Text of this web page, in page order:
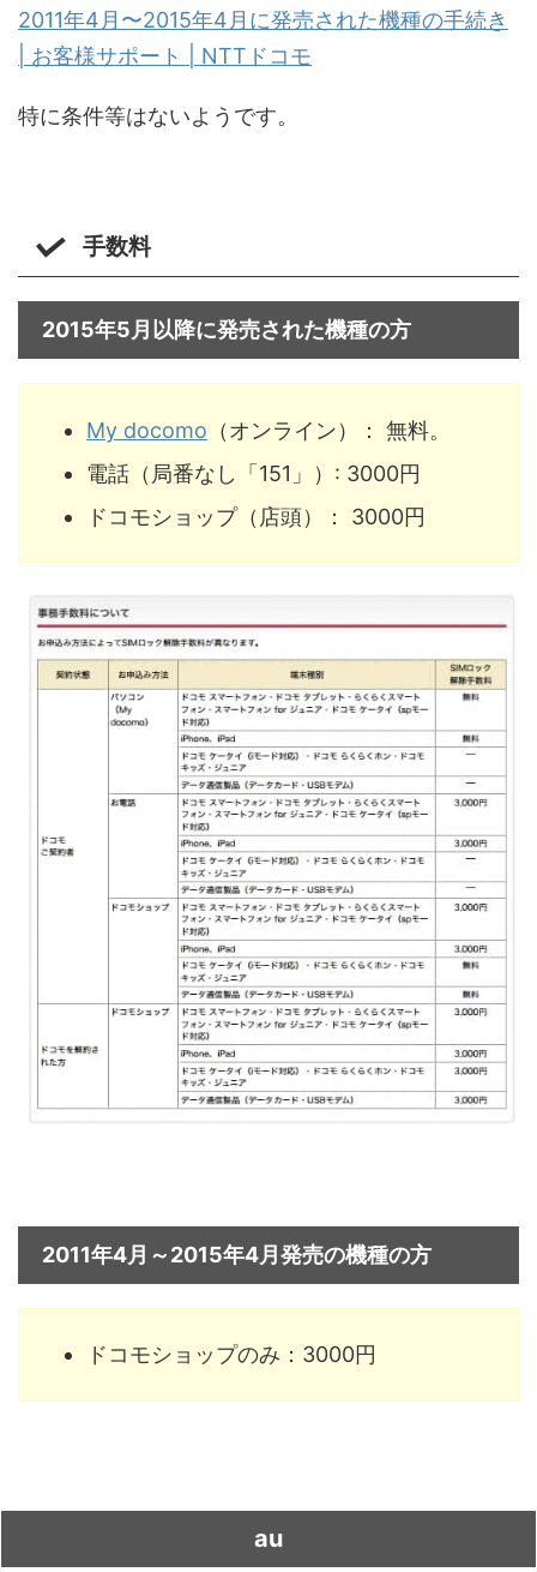
2011年4月〜2015年4月に発売された機種の手続き
| お客様サポート | NTTドコモ
特に条件等はないようです。
手数料
2015年5月以降に発売された機種の方
My docomo （オンライン）： 無料。
電話（局番なし「151」）: 3000円
ドコモショップ（店頭）： 3000円
2011年4月～2015年4月発売の機種の方
ドコモショップのみ：3000円
au